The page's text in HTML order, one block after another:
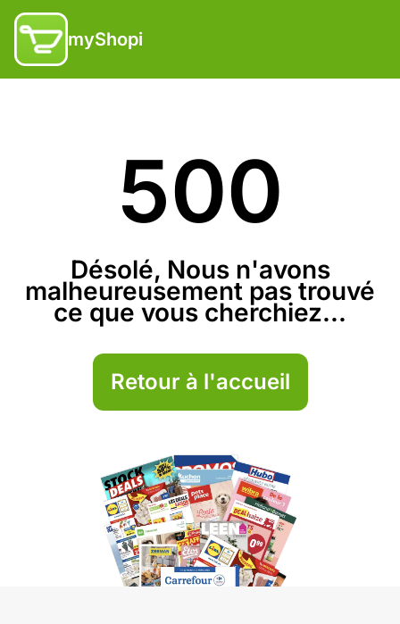
myShopi
500
Désolé, Nous n'avons
malheureusement pas trouvé
ce que vous cherchiez...
Retour à l'accueil